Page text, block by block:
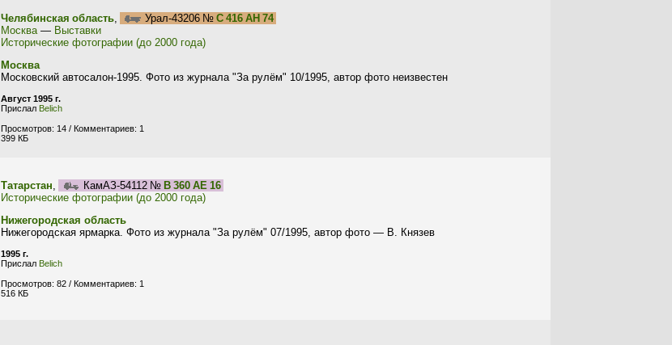
Челябинская область, Урал-43206 № С 416 АН 74
Москва— Выставки
Исторические фотографии (до 2000 года)
Москва
Московский автосалон-1995. Фото из журнала "За рулём" 10/1995, автор фото неизвестен
Август 1995 г.
Прислал Belich
Просмотров: 14 / Комментариев: 1
399 КБ
Татарстан, КамАЗ-54112 № В 360 АЕ 16
Исторические фотографии (до 2000 года)
Нижегородская область
Нижегородская ярмарка. Фото из журнала "За рулём" 07/1995, автор фото — В. Князев
1995 г.
Прислал Belich
Просмотров: 82 / Комментариев: 1
516 КБ